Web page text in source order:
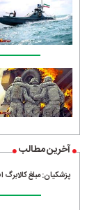
آخرین مطالب
پزشکیان: مبلغ کالابرگ